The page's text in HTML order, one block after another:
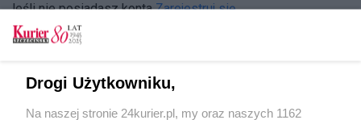
Jeśli nie posiadasz kontaZarejestruj się
Drogi Użytkowniku,
Na naszej stronie 24kurier.pl, my oraz naszych 1162